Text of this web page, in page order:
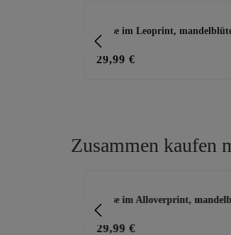
Bluse im Leoprint,
29,99 €
Zusammen kaufen
Bluse im Alloverprint,
29,99 €